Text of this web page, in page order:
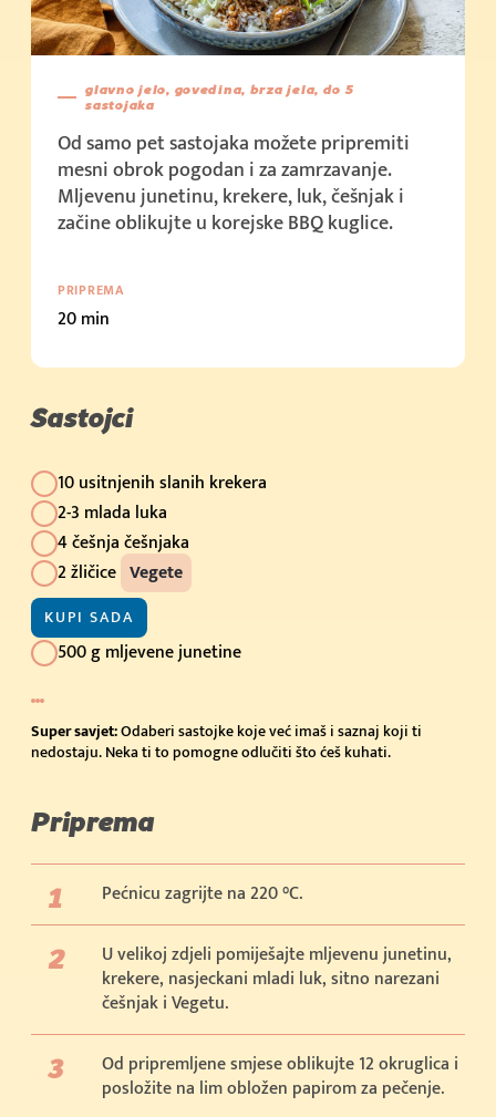
glavno jelo, govedina, brza jela, do 5
sastojaka
Od samo pet sastojaka možete pripremiti
mesni obrok pogodan i za zamrzavanje.
Mljevenu junetinu, krekere, luk, češnjak i
začine oblikujte u korejske BBQ kuglice.
PRIPREMA
20 min
Sastojci
10 usitnjenih slanih krekera
2-3 mlada luka
4 češnja češnjaka
2 žličice Vegete
KUPI SADA
(500g)
Kupi sada
(2kg)
Kupi sada
(10kg)
Cijena u trgovini: 2.19 € (250g + 50g)
500 g mljevene junetine
Super savjet:Odaberi sastojke koje već imaš i saznaj koji ti
nedostaju. Neka ti to pomogne odlučiti što ćeš kuhati.
Priprema
Pećnicu zagrijte na 220 °C.
U velikoj zdjeli pomiješajte mljevenu junetinu,
krekere, nasjeckani mladi luk, sitno narezani
češnjak i Vegetu.
Od pripremljene smjese oblikujte 12 okruglica i
posložite na lim obložen papirom za pečenje.